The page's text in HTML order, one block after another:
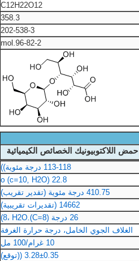
C12H22O12
358.3
202-538-3
96-82-2.mol
حمض اللاكتوبيونيك الخصائص الكيميائية
113-118 درجة مئوية))
22.8 o (c=10, H2O)
410.75 درجة مئوية (تقدير تقريب)
14662 (تقديرات تقريبية)
26 درجة (C=8).8، H2O)
الغلاف الجوي الخامل، درجة حرارة الغرفة
10 غرام/100 مل
3.28±0.35 ((توقع)